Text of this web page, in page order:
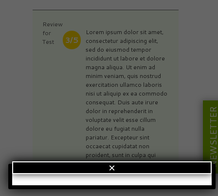
Review
for
Test
3/5
Lorem ipsum dolor sit amet,
consectetur adipiscing elit,
sed do eiusmod tempor
incididunt ut labore et dolore
magna aliqua. Ut enim ad
minim veniam, quis nostrud
exercitation ullamco laboris
nisi ut aliquip ex ea commodo
consequat. Duis aute irure
dolor in reprehenderit in
voluptate velit esse cillum
dolore eu fugiat nulla
pariatur. Excepteur sint
occaecat cupidatat non
proident, sunt in culpa qui
officia deserunt mollit anim id
est laborum.
×